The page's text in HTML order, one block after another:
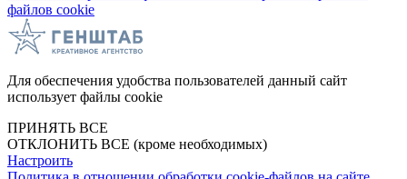
файлов cookie
Для обеспечения удобства пользователей данный сайт
использует файлы cookie
ПРИНЯТЬ ВСЕ
ОТКЛОНИТЬ ВСЕ (кроме необходимых)
Настроить